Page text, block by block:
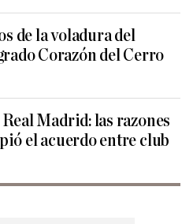
de la voladura del
Corazón del Cerro
Madrid: las razones
el acuerdo entre club